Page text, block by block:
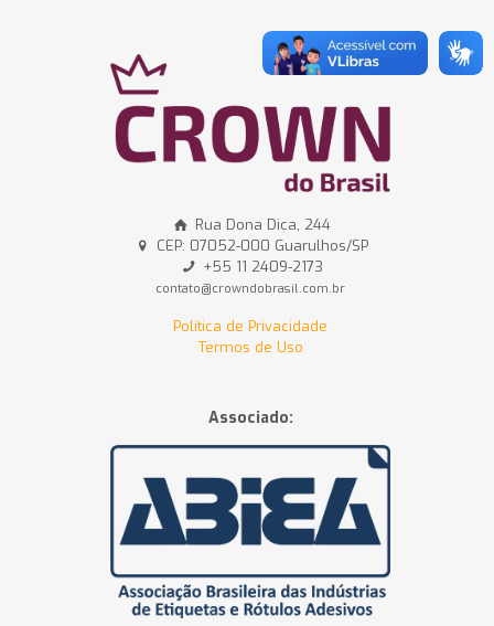
Rua Dona Dica, 244
CEP: 07052-000 Guarulhos/SP
+55 11 2409-2173
contato@crowndobrasil.com.br
Política de Privacidade
Termos de Uso
Associado: